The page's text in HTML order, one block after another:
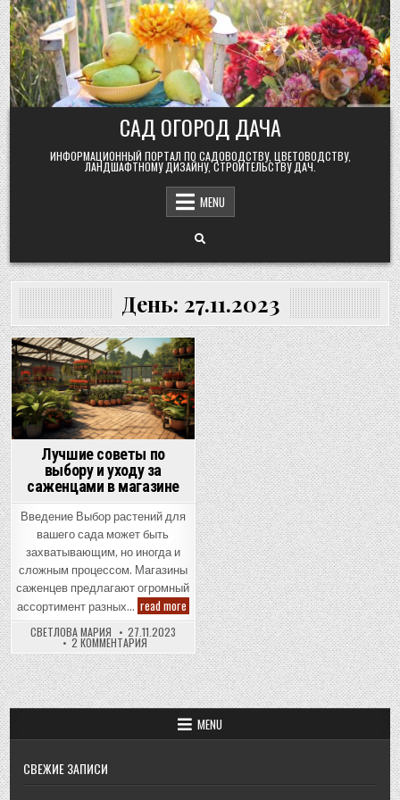
Skip
to
content
САД ОГОРОД ДАЧА
ИНФОРМАЦИОННЫЙ ПОРТАЛ ПО САДОВОДСТВУ, ЦВЕТОВОДСТВУ,
ЛАНДШАФТНОМУ ДИЗАЙНУ, СТРОИТЕЛЬСТВУ ДАЧ.
MENU
День: 27.11.2023
Posted
in
Лучшие советы по
выбору и уходу за
саженцами в магазине
Введение Выбор растений для
вашего сада может быть
захватывающим, но иногда и
сложным процессом. Магазины
саженцев предлагают огромный
ассортимент разных… read moreЛучшие
советы
выбору
и
уходу
за
саженцами
в
магазине
СВЕТЛОВА МАРИЯ 27.11.2023
2 КОММЕНТАРИЯК
ЗАПИСИ
ЛУЧШИЕ
СОВЕТЫ
ПО
ВЫБОРУ
И
САЖЕНЦАМИ
MENU
СВЕЖИЕ ЗАПИСИ